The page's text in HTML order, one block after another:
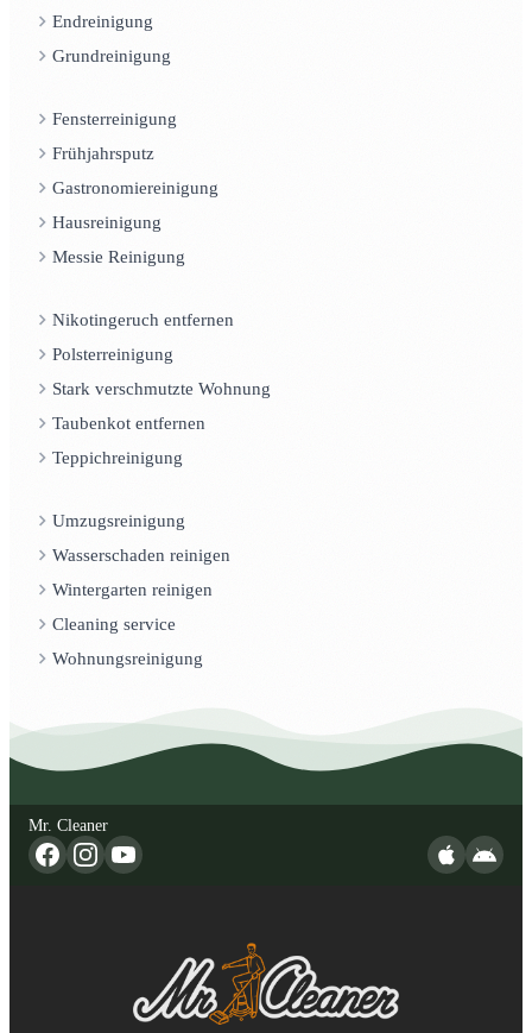
Endreinigung
Grundreinigung
Fensterreinigung
Frühjahrsputz
Gastronomiereinigung
Hausreinigung
Messie Reinigung
Nikotingeruch entfernen
Polsterreinigung
Stark verschmutzte Wohnung
Taubenkot entfernen
Teppichreinigung
Umzugsreinigung
Wasserschaden reinigen
Wintergarten reinigen
Cleaning service
Wohnungsreinigung
Mr. Cleaner